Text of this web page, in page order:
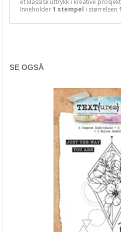
Carabelle Studio
Crafter's Companion
Crafty Individuals
Creative Expressions
Dina Wakley
Hampton Art
hÄnglar & Wings
Heidi Swapp
et klassisk uttrykk i kreative
Inneholder1 stempel i størrelsen
SE OGSÅ